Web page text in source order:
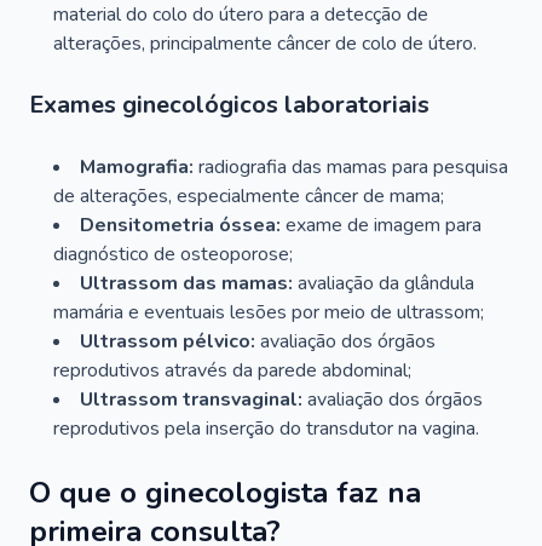
material do colo do útero para a detecção de
alterações, principalmente câncer de colo de útero.
Exames ginecológicos laboratoriais
Mamografia: radiografia das mamas para pesquisa
de alterações, especialmente câncer de mama;
Densitometria óssea: exame de imagem para
diagnóstico de osteoporose;
Ultrassom das mamas: avaliação da glândula
mamária e eventuais lesões por meio de ultrassom;
Ultrassom pélvico: avaliação dos órgãos
reprodutivos através da parede abdominal;
Ultrassom transvaginal: avaliação dos órgãos
reprodutivos pela inserção do transdutor na vagina.
O que o ginecologista faz na
primeira consulta?